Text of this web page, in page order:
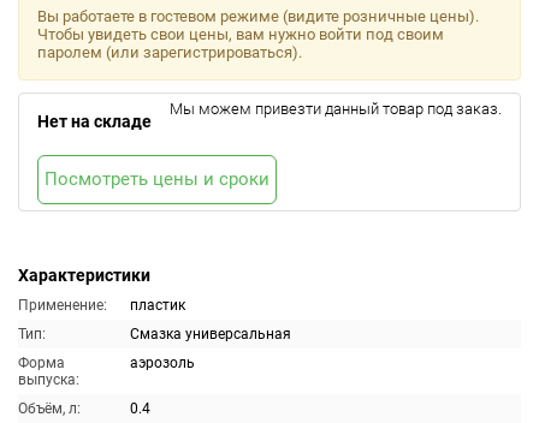
Характеристики
Применение:
пластик
Тип:
Смазка универсальная
Форма
выпуска:
аэрозоль
Объём, л:
0.4
Вы работаете в гостевом режиме (видите розничные цены).
Чтобы увидеть свои цены, вам нужно войти под своим
паролем (или зарегистрироваться).
Нет на складе
Мы можем привезти данный товар под заказ.
Посмотреть цены и сроки